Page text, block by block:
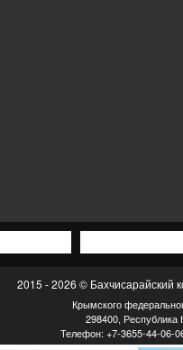
2015 - 2026 © Бахчисарайский
Крымского
298400, Республика
Телефон: +7-3655-44-06-